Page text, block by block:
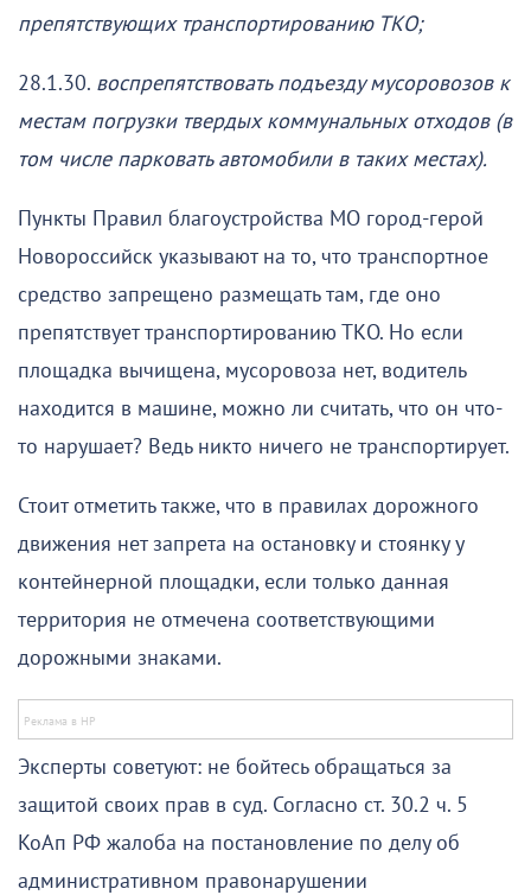
препятствующих транспортированию ТКО;
28.1.30. воспрепятствовать подъезду мусоровозов к
местам погрузки твердых коммунальных отходов (в
том числе парковать автомобили в таких местах).
Пункты Правил благоустройства МО город-герой
Новороссийск указывают на то, что транспортное
средство запрещено размещать там, где оно
препятствует транспортированию ТКО. Но если
площадка вычищена, мусоровоза нет, водитель
находится в машине, можно ли считать, что он что-
то нарушает? Ведь никто ничего не транспортирует.
Стоит отметить также, что в правилах дорожного
движения нет запрета на остановку и стоянку у
контейнерной площадки, если только данная
территория не отмечена соответствующими
дорожными знаками.
Эксперты советуют: не бойтесь обращаться за
защитой своих прав в суд. Согласно ст. 30.2 ч. 5
КоАп РФ жалоба на постановление по делу об
административном правонарушении